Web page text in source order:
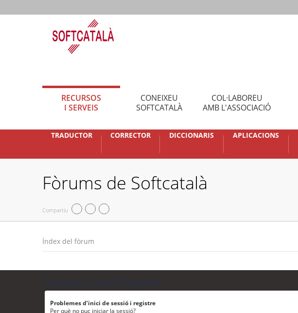
RECURSOS
I SERVEIS
CONEIXEU
SOFTCATALÀ
COL·LABOREU
AMB L'ASSOCIACIÓ
TRADUCTOR CORRECTOR DICCIONARIS APLICACIONS
Fòrums de Softcatalà
Compartiu
Índex del fòrum
Problemes d’inici de sessió i registre
Per què no puc iniciar la sessió?